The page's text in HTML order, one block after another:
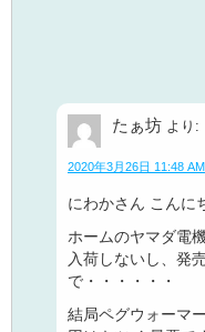
たぁ坊 より:
2020年3月26日 11:48 AM
にわかさん こんに
ホームのヤマダ電
入荷しないし、発
で・・・・・・
結局ペグウォーマ